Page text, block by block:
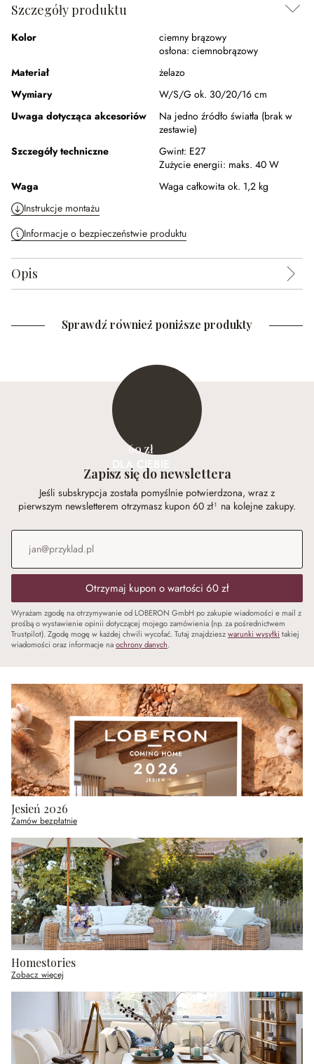
Szczegóły produktu
Kolor
ciemny brązowy
osłona: ciemnobrązowy
Materiał
żelazo
Wymiary
W/S/G ok. 30/20/16 cm
Uwaga dotycząca akcesoriów
Na jedno źródło światła (brak w
zestawie)
Szczegóły techniczne
Gwint: E27
Zużycie energii: maks. 40 W
Waga
Waga całkowita ok. 1,2 kg
Instrukcje montażu
Informacje o bezpieczeństwie produktu
Opis
Sprawdź również poniższe produkty
60 zł
DLA CIEBIE
Zapisz się do newslettera
Jeśli subskrypcja została pomyślnie potwierdzona, wraz z
pierwszym newsletterem otrzymasz kupon 60 zł¹ na kolejne zakupy.
Adres e-mail
Otrzymaj kupon o wartości 60 zł
Wyrażam zgodę na otrzymywanie od LOBERON GmbH po zakupie wiadomości e mail z
prośbą o wystawienie opinii dotyczącej mojego zamówienia (np. za pośrednictwem
Trustpilot). Zgodę mogę w każdej chwili wycofać. Tutaj znajdzieszwarunki wysyłki takiej
wiadomości oraz informacje naochrony danych.
Jesień 2026
Zamów bezpłatnie
Homestories
Zobacz więcej